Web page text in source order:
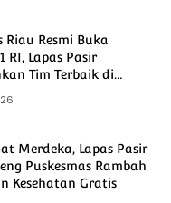
Resmi Buka
RI, Lapas Pasir
Tim Terbaik di
Merdeka, Lapas Pasir
Puskesmas Rambah
Kesehatan Gratis